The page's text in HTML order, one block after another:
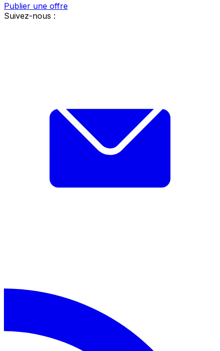
Publier une offre
Suivez-nous :